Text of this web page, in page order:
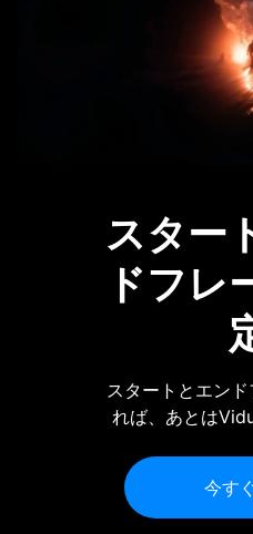
スター
ドフレ
スタートとエン
れば、あとは
今す